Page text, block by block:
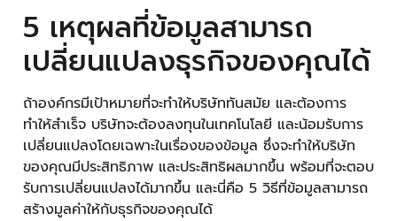
5 เหตุผลที่ข้อมูลสามารถ
เปลี่ยนแปลงธุรกิจของคุณได้
ถ้าองค์กรมีเป้าหมายที่จะทำให้บริษัททันสมัย และต้องการ
ทำให้สำเร็จ บริษัทจะต้องลงทุนในเทคโนโลยี และน้อมรับการ
เปลี่ยนแปลงโดยเฉพาะในเรื่องของข้อมูล ซึ่งจะทำให้บริษัท
ของคุณมีประสิทธิภาพ และประสิทธิผลมากขึ้น พร้อมที่จะตอบ
รับการเปลี่ยนแปลงได้มากขึ้น และนี่คือ 5 วิธีที่ข้อมูลสามารถ
สร้างมูลค่าให้กับธุรกิจของคุณได้